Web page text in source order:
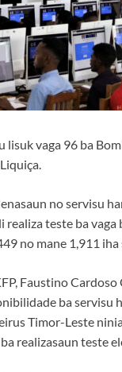
lisuk vaga 96 ba
no servisu
teste ba
no mane 1,911
Faustino
ba servisu
Timor-Leste
ba realizasaun teste